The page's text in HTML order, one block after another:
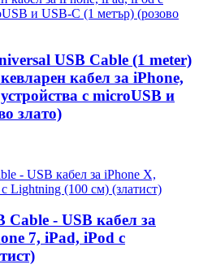
USB Cable (1 meter)
кабел за iPhone,
с microUSB и
злато)
- USB кабел за
7, iPad, iPod с